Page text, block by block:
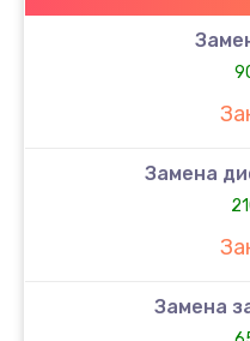
Замена
Замена